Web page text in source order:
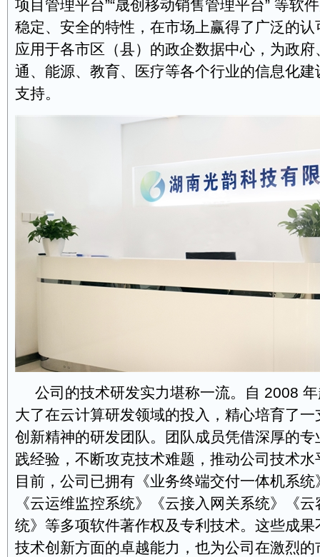
项目管理平台”“晟创移动销售管理平台” 等软
稳定、安全的特性，在市场上赢得了广泛的
应用于各市区（县）的政企数据中心，为政
通、能源、教育、医疗等各个行业的信息化
支持。
公司的技术研发实力堪称一流。自 2008
大了在云计算研发领域的投入，精心培育了
创新精神的研发团队。团队成员凭借深厚的
践经验，不断攻克技术难题，推动公司技术
目前，公司已拥有《业务终端交付一体机系
《云运维监控系统》《云接入网关系统》《
统》等多项软件著作权及专利技术。这些成
技术创新方面的卓越能力，也为公司在激烈